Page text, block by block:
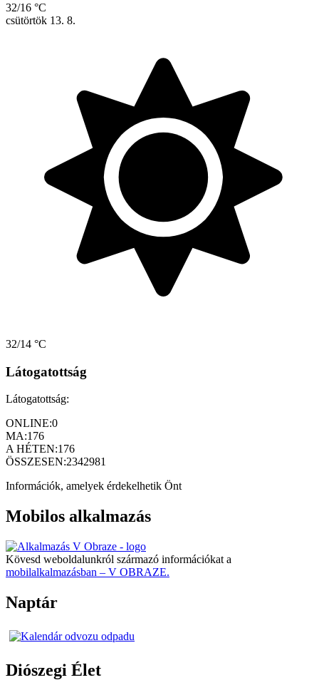
32/16 °C
csütörtök 13. 8.
32/14 °C
Látogatottság
Látogatottság:
ONLINE:0
MA:176
A HÉTEN:176
ÖSSZESEN:2342981
Információk, amelyek érdekelhetik Önt
Mobilos alkalmazás
Kövesd weboldalunkról származó információkat a
mobilalkalmazásban – V OBRAZE.
Naptár
Diószegi Élet